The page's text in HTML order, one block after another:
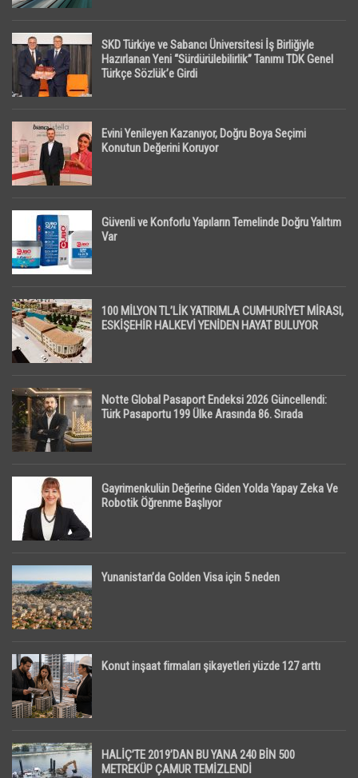
SKD Türkiye ve Sabancı Üniversitesi İş Birliğiyle
Hazırlanan Yeni “Sürdürülebilirlik” Tanımı TDK Genel
Türkçe Sözlük’e Girdi
Evini Yenileyen Kazanıyor, Doğru Boya Seçimi
Konutun Değerini Koruyor
Güvenli ve Konforlu Yapıların Temelinde Doğru Yalıtım
Var
100 MİLYON TL’LİK YATIRIMLA CUMHURİYET MİRASI,
ESKİŞEHİR HALKEVİ YENİDEN HAYAT BULUYOR
Notte Global Pasaport Endeksi 2026 Güncellendi:
Türk Pasaportu 199 Ülke Arasında 86. Sırada
Gayrimenkulün Değerine Giden Yolda Yapay Zeka Ve
Robotik Öğrenme Başlıyor
Yunanistan’da Golden Visa için 5 neden
Konut inşaat firmaları şikayetleri yüzde 127 arttı
HALİÇ’TE 2019’DAN BU YANA 240 BİN 500
METREKÜP ÇAMUR TEMİZLENDİ